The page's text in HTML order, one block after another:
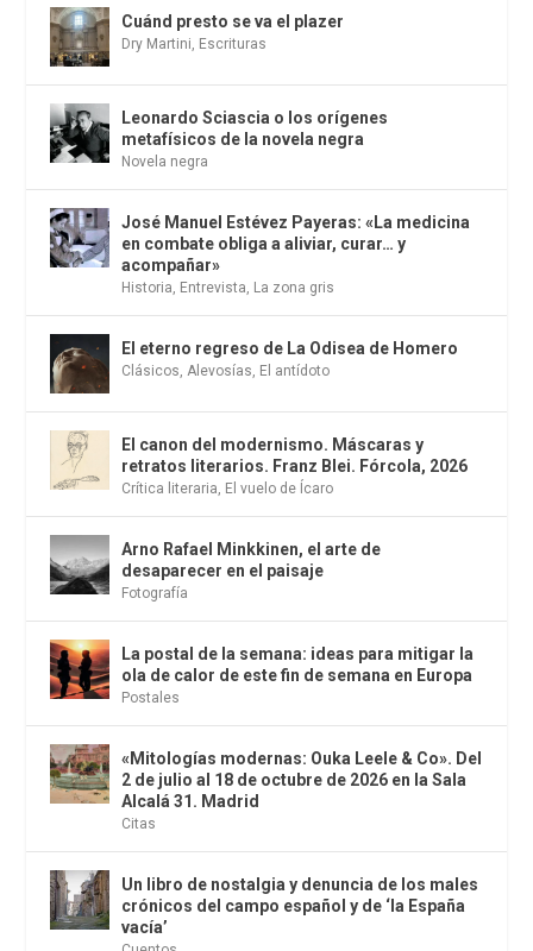
Cuánd presto se va el plazer
Dry Martini, Escrituras
Leonardo Sciascia o los orígenes
metafísicos de la novela negra
Novela negra
José Manuel Estévez Payeras: «La medicina
en combate obliga a aliviar, curar… y
acompañar»
Historia, Entrevista, La zona gris
El eterno regreso de La Odisea de Homero
Clásicos,Alevosías, El antídoto
El canon del modernismo. Máscaras y
retratos literarios. Franz Blei. Fórcola, 2026
Crítica literaria, El vuelo de Ícaro
Arno Rafael Minkkinen, el arte de
desaparecer en el paisaje
Fotografía
La postal de la semana: ideas para mitigar la
ola de calor de este fin de semana en Europa
Postales
«Mitologías modernas: Ouka Leele & Co». Del
2 de julio al 18 de octubre de 2026 en la Sala
Alcalá 31. Madrid
Citas
Un libro de nostalgia y denuncia de los males
crónicos del campo español y de ‘la España
vacía’